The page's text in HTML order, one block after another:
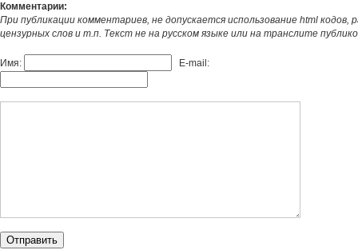
Комментарии:
При публикации комментариев, не допускается использование html кодов,
цензурных слов и т.п. Текст не на русском языке или на транслите
Имя: E-mail: